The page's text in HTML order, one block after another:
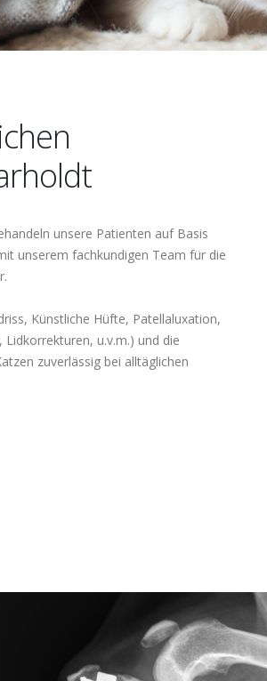
unsere Patienten auf Basis
unserem fachkundigen Team für die
Künstliche Hüfte, Patellaluxation,
u.v.m.) und die
zuverlässig bei alltäglichen